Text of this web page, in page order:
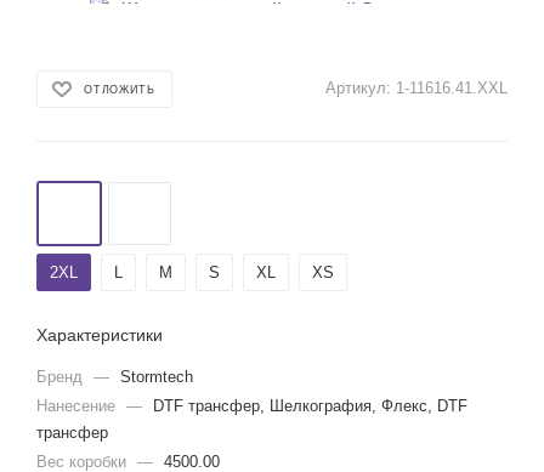
ОТЛОЖИТЬ Артикул: 1-11616.41.XXL
2XL L M S XL XS
Характеристики
Бренд — Stormtech
Нанесение —
DTF трансфер, Шелкография, Флекс, DTF
трансфер
Вес коробки — 4500.00